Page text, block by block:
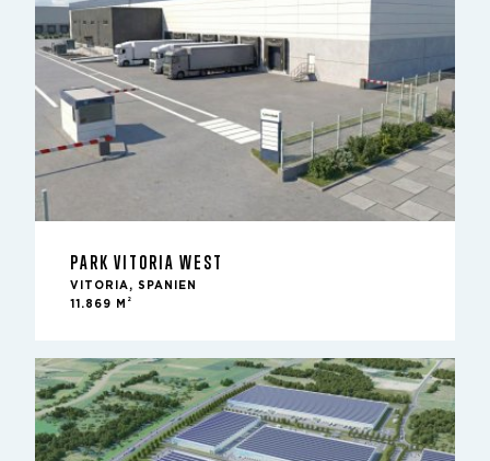
PARK VITORIA WEST
VITORIA, SPANIEN
11.869 M
2